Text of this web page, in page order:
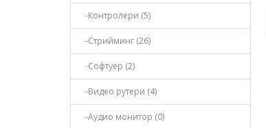
-Контролери (5)
-Стрийминг (26)
-Софтуер (2)
-Видео рутери (4)
-Аудио монитор (0)